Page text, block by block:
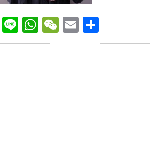
Facebook
LineWhatsApp
WeChat
Email